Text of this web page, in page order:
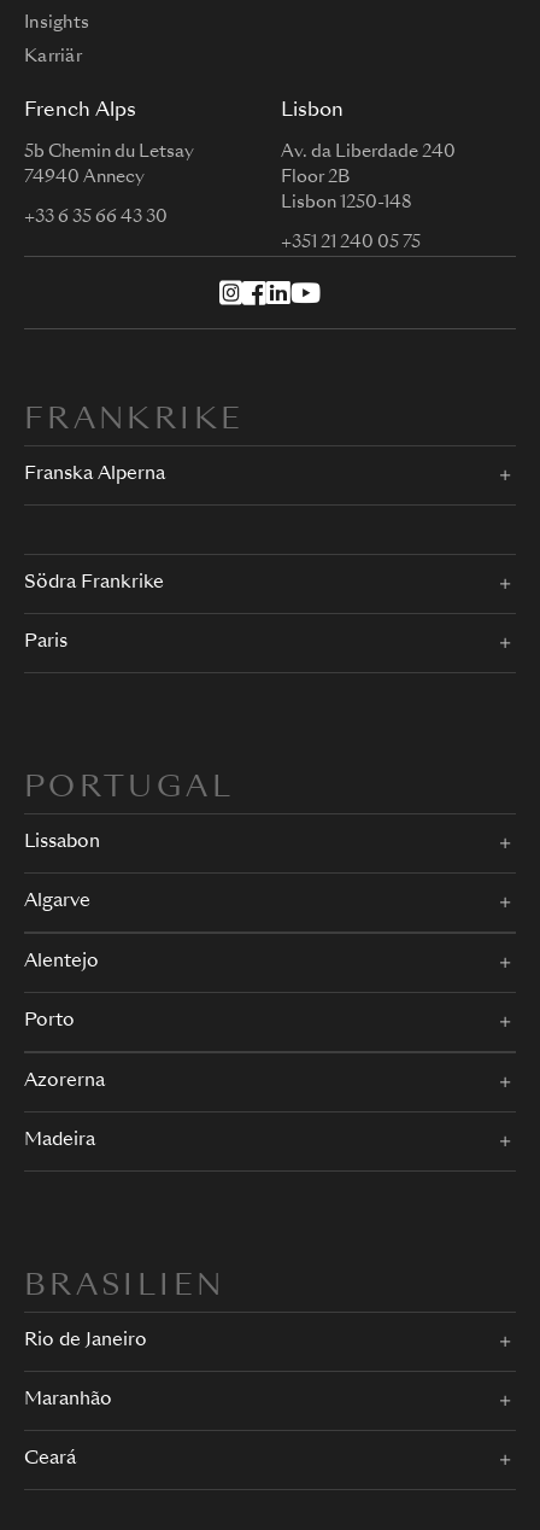
Insights
Karriär
French Alps
5b Chemin du Letsay
74940 Annecy
+33 6 35 66 43 30
Lisbon
Av. da Liberdade 240
Floor 2B
Lisbon 1250-148
+351 21 240 05 75
FRANKRIKE
Franska Alperna
Södra Frankrike
Paris
PORTUGAL
Lissabon
Algarve
Alentejo
Porto
Azorerna
Madeira
BRASILIEN
Rio de Janeiro
Maranhão
Ceará